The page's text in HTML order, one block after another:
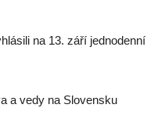
na 13. září jednodenní
a vedy na Slovensku